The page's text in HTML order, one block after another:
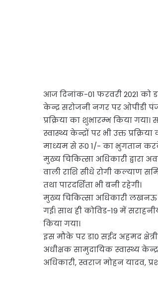
आज दिनांक-01 फरवरी 2021 को
केन्द्र सरोजनी नगर पर ओपीडी
प्रक्रिया का शुभारम्भ किया
स्वास्थ्य केन्द्रों पर भी उक्त
माध्यम से रू0 1/- का भुगतान करके
मुख्य चिकित्सा अधिकारी द्वारा
वाली राशि सीधे रोगी कल्याण
तथा पारदर्शिता भी बनी रहेगी।
मुख्य चिकित्सा अधिकारी लखनऊ
गई। साथ ही कोविड-19 में
किया गया।
इस मौके पर डा0 सईद अहमद
अधीक्षक सामुदायिक स्वास्थ्य
अधिकारी, स्वराज मोहन यादव,